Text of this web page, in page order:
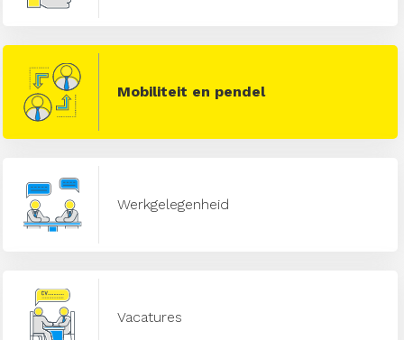
Mobiliteit en pendel
Werkgelegenheid
Vacatures